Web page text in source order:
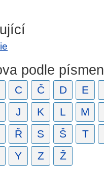
podle písmen
C Č D E
J K L M
Ř S Š T
Y Z Ž